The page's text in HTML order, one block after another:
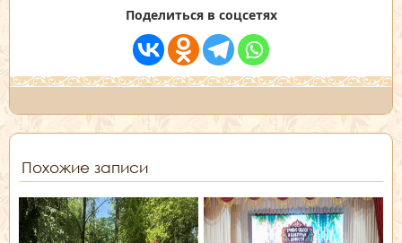
Поделиться в соцсетях
Похожие записи